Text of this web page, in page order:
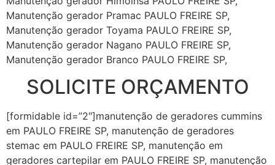
Manutenção gerador Pramac PAULO FREIRE SP,
Manutenção gerador Toyama PAULO FREIRE SP,
Manutenção gerador Nagano PAULO FREIRE SP,
Manutenção gerador Branco PAULO FREIRE SP,
SOLICITE ORÇAMENTO
[formidable id=”2″]manutenção de geradores cummins
em PAULO FREIRE SP, manutenção de geradores
stemac em PAULO FREIRE SP, manutenção em
geradores cartepilar em PAULO FREIRE SP, manutenção